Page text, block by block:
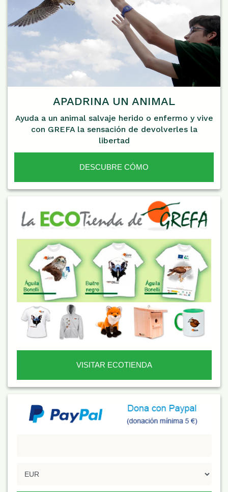
APADRINA UN ANIMAL
Ayuda a un animal salvaje herido o enfermo y vive
con GREFA la sensación de devolverles la
libertad
DESCUBRE CÓMO
VISITAR ECOTIENDA